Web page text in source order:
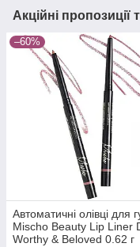
Акційні пропозиції
–60%
Автоматичні олівці для
Mischo Beauty Lip Liner
Worthy & Beloved 0.62 г